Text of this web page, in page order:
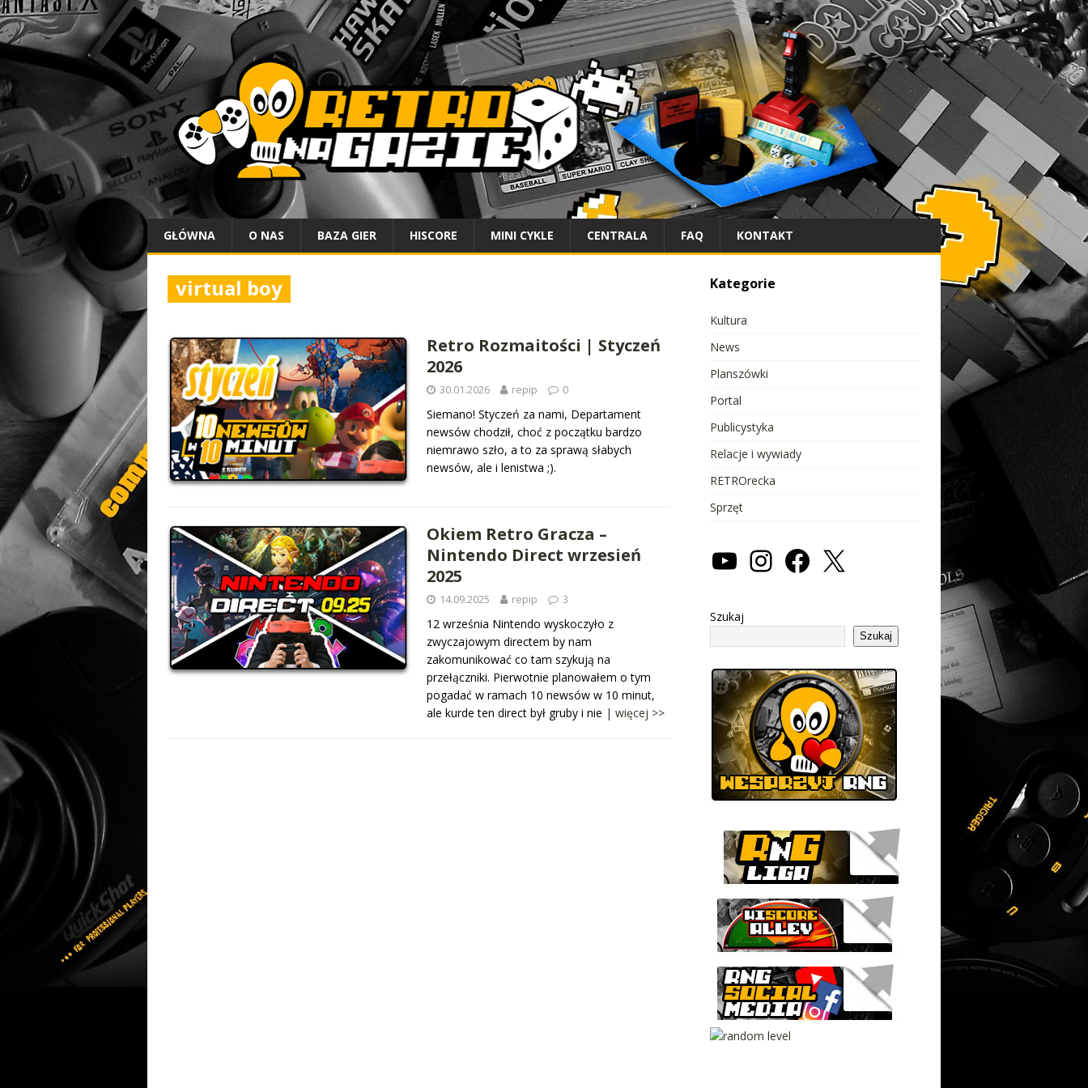
GŁÓWNA O NAS BAZA GIER HISCORE MINI CYKLE CENTRALA FAQ KONTAKT
virtual boy
Retro Rozmaitości | Styczeń
2026
30.01.2026 repip 0
Siemano! Styczeń za nami, Departament
newsów chodził, choć z początku bardzo
niemrawo szło, a to za sprawą słabych
newsów, ale i lenistwa ;).
Okiem Retro Gracza –
Nintendo Direct wrzesień
2025
14.09.2025 repip 3
12 września Nintendo wyskoczyło z
zwyczajowym directem by nam
zakomunikować co tam szykują na
przełączniki. Pierwotnie planowałem o tym
pogadać w ramach 10 newsów w 10 minut,
ale kurde ten direct był gruby i nie | więcej >>
Kategorie
Kultura
News
Planszówki
Portal
Publicystyka
Relacje i wywiady
RETROrecka
Sprzęt
Szukaj
Szukaj